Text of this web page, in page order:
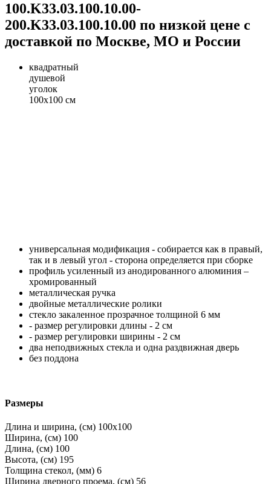
100.K33.03.100.10.00-
200.K33.03.100.10.00 по низкой цене с
доставкой по Москве, МО и России
квадратный
душевой
уголок
100x100 см
универсальная модификация - собирается как в правый,
так и в левый угол - сторона определяется при сборке
профиль усиленный из анодированного алюминия –
хромированный
металлическая ручка
двойные металлические ролики
стекло закаленное прозрачное толщиной 6 мм
- размер регулировки длины - 2 см
- размер регулировки ширины - 2 см
два неподвижных стекла и одна раздвижная дверь
без поддона
Размеры
Длина и ширина, (см) 100x100
Ширина, (см) 100
Длина, (см) 100
Высота, (см) 195
Толщина стекол, (мм) 6
Ширина дверного проема, (см) 56